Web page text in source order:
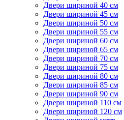
Двери шириной 40 см
Двери шириной 45 см
Двери шириной 50 см
Двери шириной 55 см
Двери шириной 60 см
Двери шириной 65 см
Двери шириной 70 см
Двери шириной 75 см
Двери шириной 80 см
Двери шириной 85 см
Двери шириной 90 см
Двери шириной 110 см
Двери шириной 120 см